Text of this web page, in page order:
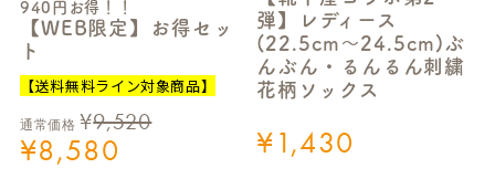
940円お得！！
【WEB限定】お得セッ
ト
【送料無料ライン対象商品】
通常価格 ¥9,520
¥8,580
弾】レディース
(22.5cm～24.5cm)ぶ
んぶん・るんるん刺繍
花柄ソックス
¥1,430